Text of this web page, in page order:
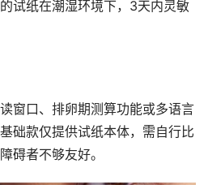
试纸在潮湿环境下，3天内灵敏
窗口、排卵期测算功能或多语言
础款仅提供试纸本体，需自行比
碍者不够友好。